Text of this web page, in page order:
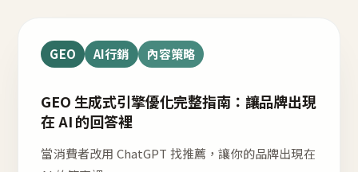
GEO AI行銷 內容策略
GEO 生成式引擎優化完整指南：讓品牌出現
在 AI 的回答裡
當消費者改用 ChatGPT 找推薦，讓你的品牌出現在